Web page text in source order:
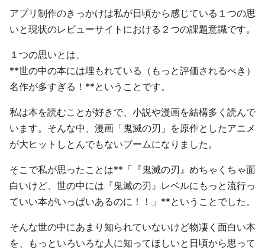
アプリ制作のきっかけは私が日頃から感じている１つの思
いと現状のレビューサイトにおける２つの課題意識です。
１つの思いとは、
**世の中の本には埋もれている（もっと評価されるべき）
名作が多すぎる！**ということです。
私は本を読むことが好きで、小説や漫画を結構多く読んで
います。そんな中、漫画「鬼滅の刃」を原作としたアニメ
が大ヒットしとんでもないブームになりました。
そこで私が思ったことは**「『鬼滅の刃』めちゃくちゃ面
白いけど、世の中には『鬼滅の刃』レベルにもっと流行っ
ていい本がいっぱいあるのに！！」**ということでした。
そんな世の中にあまり知られていないけど物凄く面白い本
を、もっといろいろな人に知ってほしいと日頃から思って